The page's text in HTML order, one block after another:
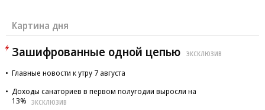
Картина дня
Зашифрованные одной цепью ЭКСКЛЮЗИВ
Главные новости к утру 7 августа
Доходы санаториев в первом полугодии выросли на
13%
ЭКСКЛЮЗИВ